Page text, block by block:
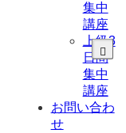
集中
講座
上級3
日間
集中
講座
お問い合わ
せ